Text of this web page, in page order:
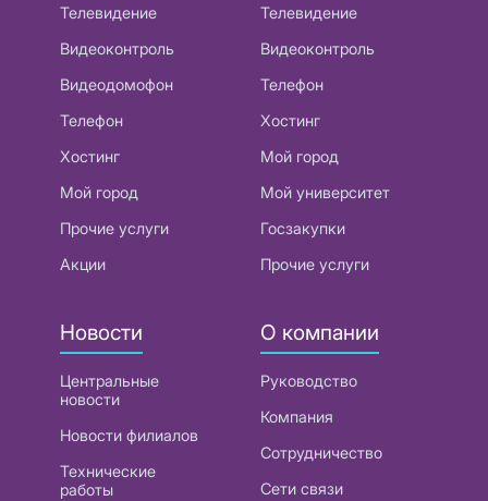
Телевидение
Видеоконтроль
Видеодомофон
Телефон
Хостинг
Мой город
Прочие услуги
Акции
Телевидение
Видеоконтроль
Телефон
Хостинг
Мой город
Мой университет
Госзакупки
Прочие услуги
Новости
Центральные
новости
Новости филиалов
Технические
работы
О компании
Руководство
Компания
Сотрудничество
Сети связи